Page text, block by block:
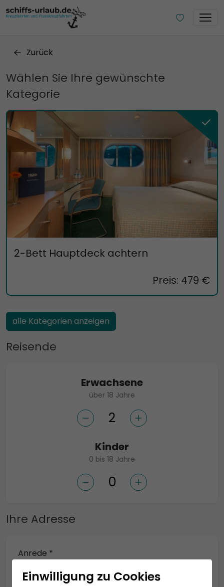
Zurück
Wählen Sie Ihre gewünschte
Kategorie
2-Bett Hauptdeck achtern
Preis: 479 €
alle Kategorien anzeigen
Reisende
Erwachsene
über 18 Jahre
Kinder
0 bis 18 Jahre
Ihre Adresse
Anrede *
Einwilligung zu Cookies